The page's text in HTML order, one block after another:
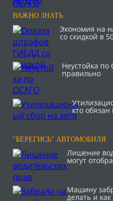
ВАЖНО ЗНАТЬ
Экономия на
со скидкой в
Неустойка
правильно
кто обязан
"БЕРЕГИСЬ" АВТОМОБИЛЯ
Лишение
могут
Машину
делать и